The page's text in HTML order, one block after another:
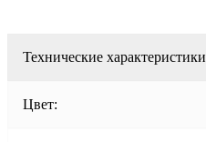
Технические характеристики
Цвет: